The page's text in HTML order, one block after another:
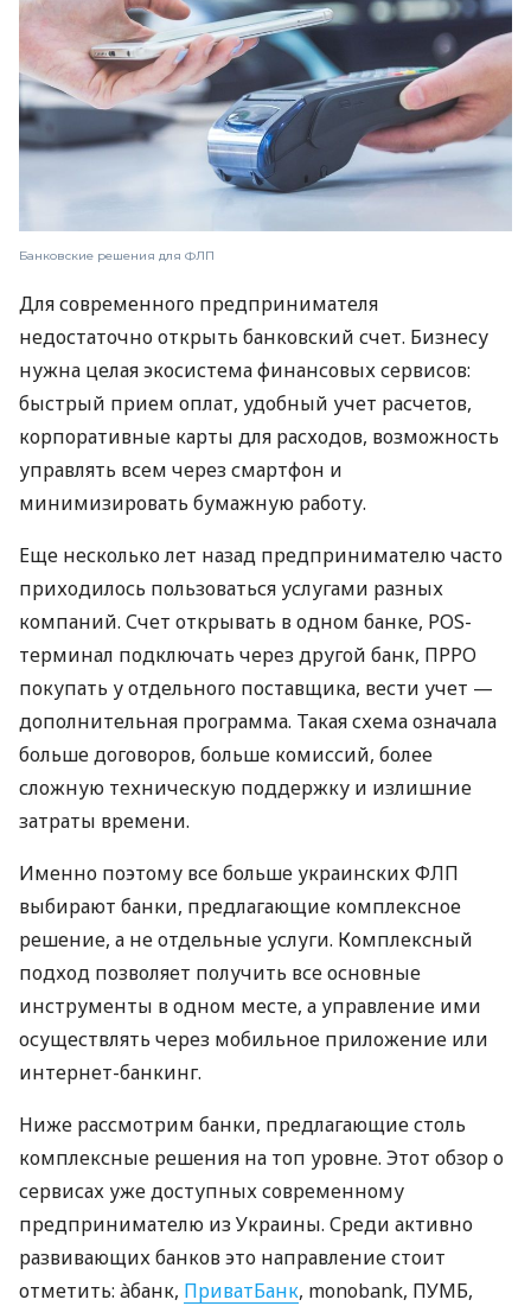
Банковские решения для ФЛП
Для современного предпринимателя
недостаточно открыть банковский счет. Бизнесу
нужна целая экосистема финансовых сервисов:
быстрый прием оплат, удобный учет расчетов,
корпоративные карты для расходов, возможность
управлять всем через смартфон и
минимизировать бумажную работу.
Еще несколько лет назад предпринимателю часто
приходилось пользоваться услугами разных
компаний. Счет открывать в одном банке, POS-
терминал подключать через другой банк, ПРРО
покупать у отдельного поставщика, вести учет —
дополнительная программа. Такая схема означала
больше договоров, больше комиссий, более
сложную техническую поддержку и излишние
затраты времени.
Именно поэтому все больше украинских ФЛП
выбирают банки, предлагающие комплексное
решение, а не отдельные услуги. Комплексный
подход позволяет получить все основные
инструменты в одном месте, а управление ими
осуществлять через мобильное приложение или
интернет-банкинг.
Ниже рассмотрим банки, предлагающие столь
комплексные решения на топ уровне. Этот обзор о
сервисах уже доступных современному
предпринимателю из Украины. Среди активно
развивающих банков это направление стоит
отметить: àбанк, ПриватБанк, monobank, ПУМБ,